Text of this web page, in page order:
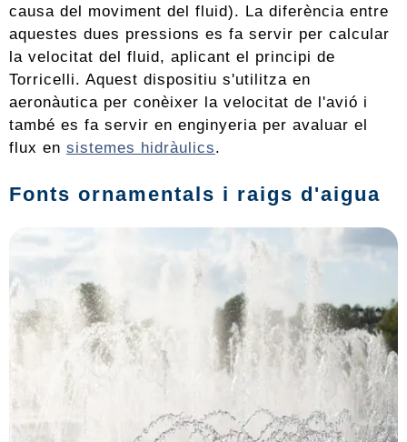
causa del moviment del fluid). La diferència entre
aquestes dues pressions es fa servir per calcular
la velocitat del fluid, aplicant el principi de
Torricelli. Aquest dispositiu s'utilitza en
aeronàutica per conèixer la velocitat de l'avió i
també es fa servir en enginyeria per avaluar el
flux en sistemes hidràulics.
Fonts ornamentals i raigs d'aigua